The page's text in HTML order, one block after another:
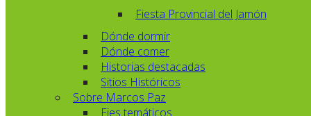
Fiesta Provincial del Jamón
Dónde dormir
Dónde comer
Historias destacadas
Sitios Históricos
Sobre Marcos Paz
Ejes temáticos